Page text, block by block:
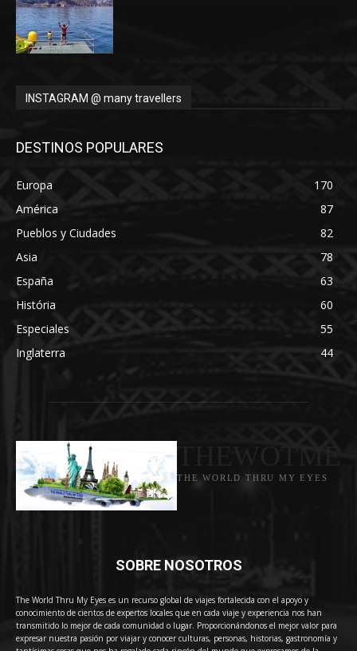
INSTAGRAM @ many travellers
DESTINOS POPULARES
Europa
170
América
87
Pueblos y Ciudades
82
Asia
78
España
63
História
60
Especiales
55
Inglaterra
44
THE WORLD THRU MY EYES
SOBRE NOSOTROS
The World Thru My Eyes es un recurso global de viajes fortalecida con el apoyo y
conocimiento de cientos de expertos locales que en cada viaje y experiencia nos han
transmitido lo mejor de cada comunidad o lugar. Proporcionándonos el mejor valor para
expresar nuestra pasión por viajar y conocer culturas, personas, historias, gastronomía y